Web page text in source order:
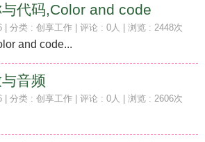
代码,Color and code
| 分类 : 创享工作 | 评论 : 0人 | 浏览 : 2448次
and code...
音频
| 分类 : 创享工作 | 评论 : 0人 | 浏览 : 2606次